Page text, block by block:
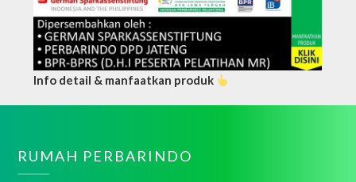
Info detail & manfaatkan produk
RUMAH PERBARINDO